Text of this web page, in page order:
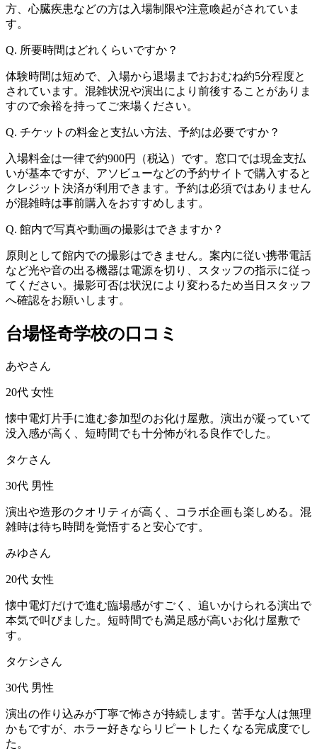
方、心臓疾患などの方は入場制限や注意喚起がされていま
す。
Q. 所要時間はどれくらいですか？
体験時間は短めで、入場から退場までおおむね約5分程度と
されています。混雑状況や演出により前後することがありま
すので余裕を持ってご来場ください。
Q. チケットの料金と支払い方法、予約は必要ですか？
入場料金は一律で約900円（税込）です。窓口では現金支払
いが基本ですが、アソビューなどの予約サイトで購入すると
クレジット決済が利用できます。予約は必須ではありません
が混雑時は事前購入をおすすめします。
Q. 館内で写真や動画の撮影はできますか？
原則として館内での撮影はできません。案内に従い携帯電話
など光や音の出る機器は電源を切り、スタッフの指示に従っ
てください。撮影可否は状況により変わるため当日スタッフ
へ確認をお願いします。
台場怪奇学校の口コミ
あやさん
20代 女性
懐中電灯片手に進む参加型のお化け屋敷。演出が凝っていて
没入感が高く、短時間でも十分怖がれる良作でした。
タケさん
30代 男性
演出や造形のクオリティが高く、コラボ企画も楽しめる。混
雑時は待ち時間を覚悟すると安心です。
みゆさん
20代 女性
懐中電灯だけで進む臨場感がすごく、追いかけられる演出で
本気で叫びました。短時間でも満足感が高いお化け屋敷で
す。
タケシさん
30代 男性
演出の作り込みが丁寧で怖さが持続します。苦手な人は無理
かもですが、ホラー好きならリピートしたくなる完成度でし
た。